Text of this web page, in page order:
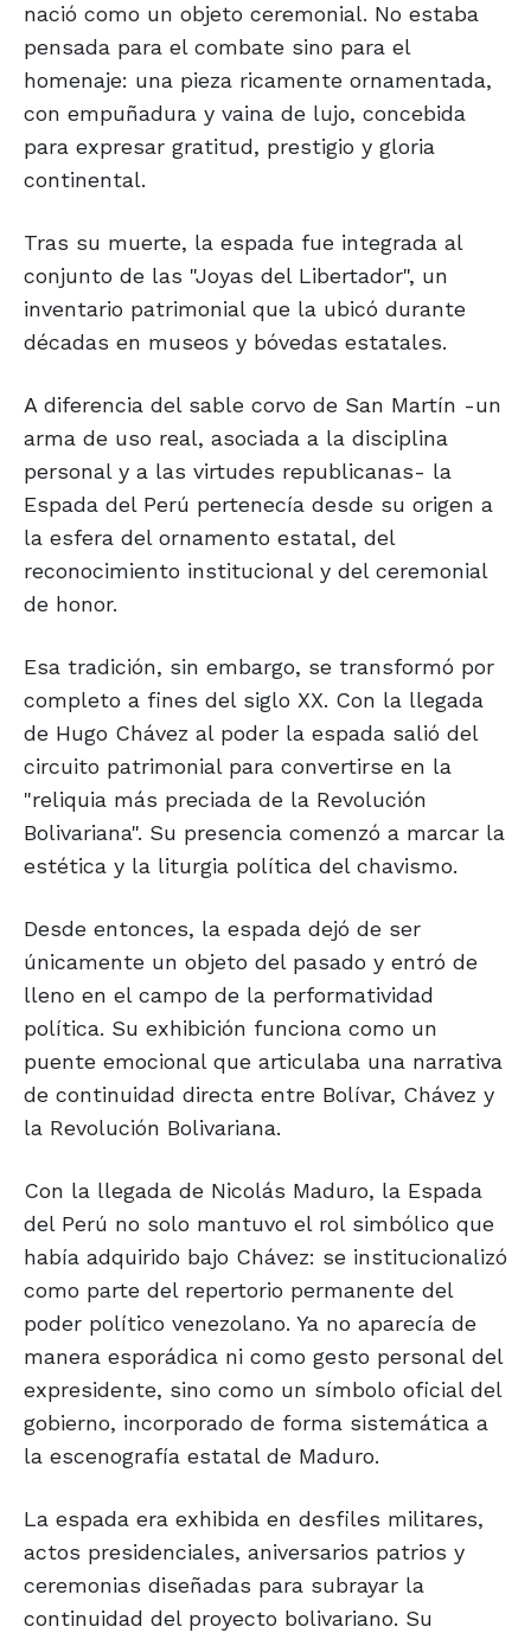
nació como un objeto ceremonial. No estaba
pensada para el combate sino para el
homenaje: una pieza ricamente ornamentada,
con empuñadura y vaina de lujo, concebida
para expresar gratitud, prestigio y gloria
continental.
Tras su muerte, la espada fue integrada al
conjunto de las "Joyas del Libertador", un
inventario patrimonial que la ubicó durante
décadas en museos y bóvedas estatales.
A diferencia del sable corvo de San Martín -un
arma de uso real, asociada a la disciplina
personal y a las virtudes republicanas- la
Espada del Perú pertenecía desde su origen a
la esfera del ornamento estatal, del
reconocimiento institucional y del ceremonial
de honor.
Esa tradición, sin embargo, se transformó por
completo a fines del siglo XX. Con la llegada
de Hugo Chávez al poder la espada salió del
circuito patrimonial para convertirse en la
"reliquia más preciada de la Revolución
Bolivariana". Su presencia comenzó a marcar la
estética y la liturgia política del chavismo.
Desde entonces, la espada dejó de ser
únicamente un objeto del pasado y entró de
lleno en el campo de la performatividad
política. Su exhibición funciona como un
puente emocional que articulaba una narrativa
de continuidad directa entre Bolívar, Chávez y
la Revolución Bolivariana.
Con la llegada de Nicolás Maduro, la Espada
del Perú no solo mantuvo el rol simbólico que
había adquirido bajo Chávez: se institucionalizó
como parte del repertorio permanente del
poder político venezolano. Ya no aparecía de
manera esporádica ni como gesto personal del
expresidente, sino como un símbolo oficial del
gobierno, incorporado de forma sistemática a
la escenografía estatal de Maduro.
La espada era exhibida en desfiles militares,
actos presidenciales, aniversarios patrios y
ceremonias diseñadas para subrayar la
continuidad del proyecto bolivariano. Su